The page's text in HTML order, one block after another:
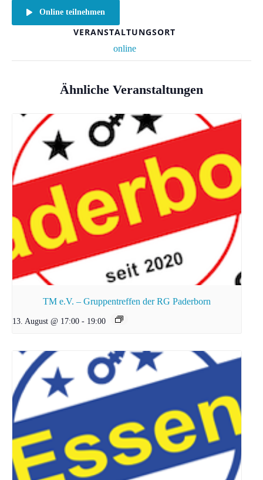
Online teilnehmen
VERANSTALTUNGSORT
online
Ähnliche Veranstaltungen
TM e.V. – Gruppentreffen der RG Paderborn
13. August @ 17:00 - 19:00